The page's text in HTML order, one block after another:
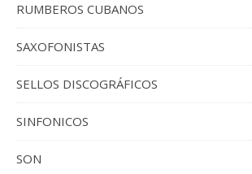
RUMBEROS CUBANOS
SAXOFONISTAS
SELLOS DISCOGRÁFICOS
SINFONICOS
SON